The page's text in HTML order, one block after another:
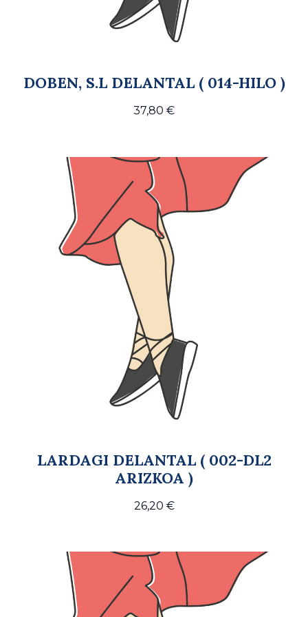
DOBEN, S.L DELANTAL ( 014-HILO )
37,80 €
LARDAGI DELANTAL ( 002-DL2
ARIZKOA )
26,20 €